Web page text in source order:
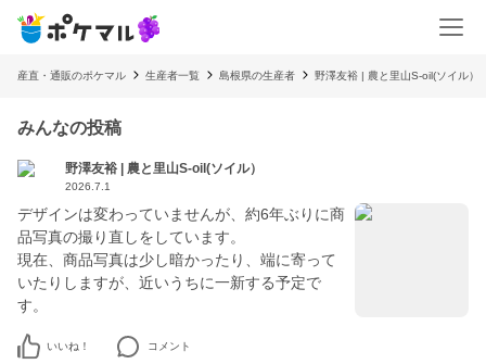
産直・通販のポケマル 生産者一覧 島根県の生産者 野澤友裕 | 農と里山S-oil(ソイル）
みんなの投稿
野澤友裕 | 農と里山S-oil(ソイル）
2026.7.1
デザインは変わっていませんが、約6年ぶりに商
品写真の撮り直しをしています。
現在、商品写真は少し暗かったり、端に寄って
いたりしますが、近いうちに一新する予定で
す。
いいね！ コメント